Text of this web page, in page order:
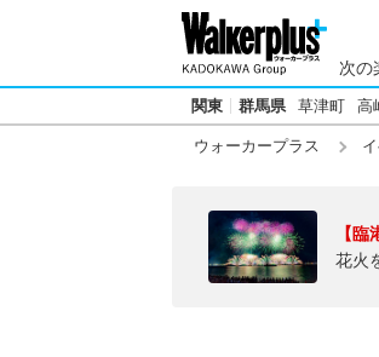
次の
関東 群馬県 草津町 高
ウォーカープラス
【
花火